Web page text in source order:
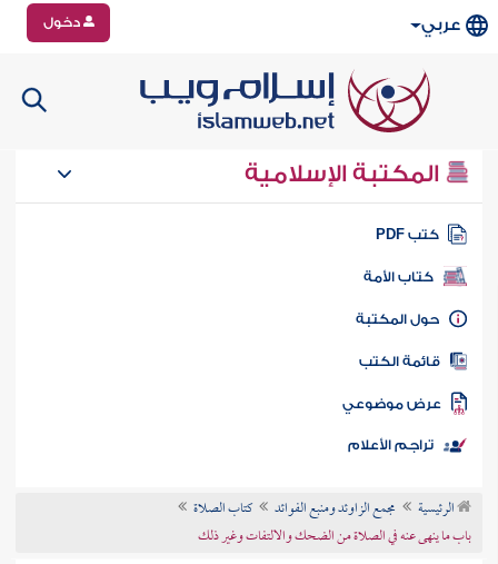
عربي دخول
المكتبة الإسلامية
كتب PDF
كتاب الأمة
المكتبة
الكتب
موضوعي
تراجم الأعلام
الرئيسية مجمع الزاوئد ومنبع الفوائد
كتاب الصلاة
باب ما ينهى عنه في الصلاة من الضحك والالتفات وغير ذلك